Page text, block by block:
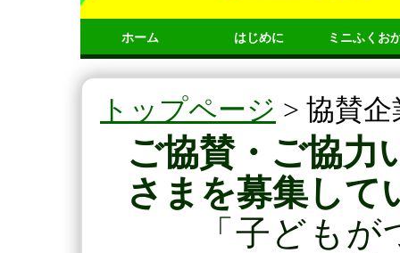
ホーム はじめに ミニふくお
トップページ 協賛企
ご協賛・ご協力
さまを募集して
「子どもが